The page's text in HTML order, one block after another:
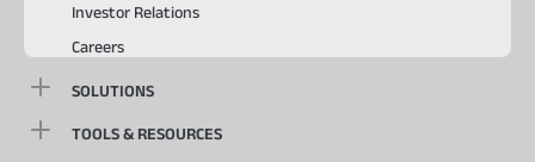
Investor Relations
Careers
SOLUTIONS
TOOLS & RESOURCES